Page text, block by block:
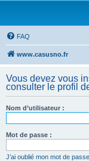
FAQ
www.casusno.fr
Vous devez vous
consulter le profil
Nom d’utilisateur :
Mot de passe :
J’ai oublié mon mot de passe